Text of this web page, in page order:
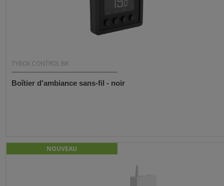
TYBOX CONTROL BK
Boîtier d'ambiance sans-fil - noir
NOUVEAU